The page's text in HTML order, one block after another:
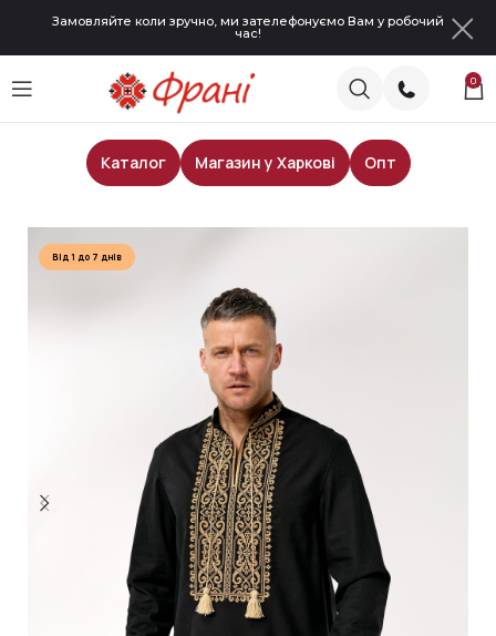
Замовляйте коли зручно, ми зателефонуємо Вам у робочий
час!
0
Каталог Магазин у Харкові
Опт
Чоловічі сорочки
Від 1 до 7 днів